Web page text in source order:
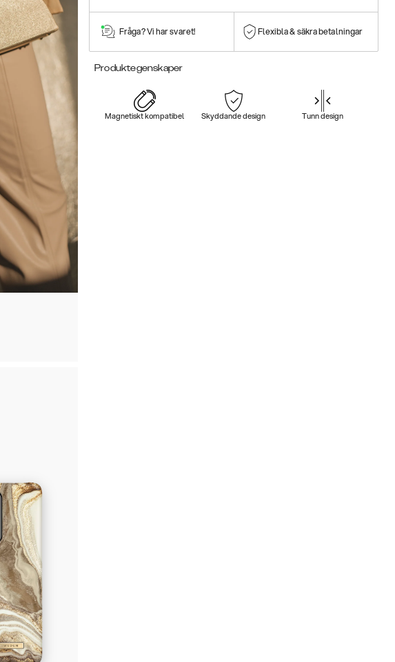
Fråga? Vi har svaret! Flexibla & säkra betalningar
Produktegenskaper
Magnetiskt kompatibel Skyddande design Tunn design